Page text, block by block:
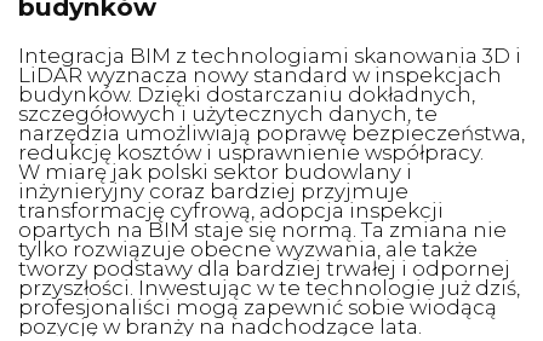
budynków
Integracja BIM z technologiami skanowania 3D i
LiDAR wyznacza nowy standard w inspekcjach
budynków. Dzięki dostarczaniu dokładnych,
szczegółowych i użytecznych danych, te
narzędzia umożliwiają poprawę bezpieczeństwa,
redukcję kosztów i usprawnienie współpracy.
W miarę jak polski sektor budowlany i
inżynieryjny coraz bardziej przyjmuje
transformację cyfrową, adopcja inspekcji
opartych na BIM staje się normą. Ta zmiana nie
tylko rozwiązuje obecne wyzwania, ale także
tworzy podstawy dla bardziej trwałej i odpornej
przyszłości. Inwestując w te technologie już dziś,
profesjonaliści mogą zapewnić sobie wiodącą
pozycję w branży na nadchodzące lata.